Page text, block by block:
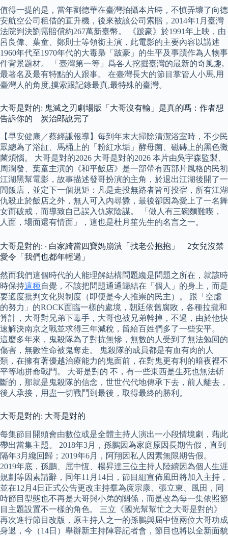
值得一提的是，當年劉德華在臺灣拍攝本片時，不慎弄壞了向德
安航空公司租借的直升機，後來被該公司索賠，2014年1月臺灣
法院判決劉需賠償約267萬新臺幣。 《跛豪》於1991年上映，由
呂良偉、葉童、鄭則士等領銜主演，此電影的主要內容以講述
1960年代至1970年代的大毒梟「跛豪」的生平及事蹟作為人物事
件背景題材。 「臺灣第一等」爲各人挖掘臺灣的最新的奇風趣,
最著名及最有特點的人跟事。 在臺灣長大的節目掌管人小馬,用
臺灣人的角度,摸索跟記錄最真,最特殊的臺灣。
大哥是對的: 鬼滅之刃劇場版「大哥沒有輸」是真的嗎：作者想
告訴你的 炭治郎說完了
【早安健康／蔡經謙報導】每到年末大掃除清潔浴室時，不少民
眾總為了浴缸、馬桶上的「粉紅水垢」酵母菌、磁磚上的黑色黴
菌煩惱。 大哥是對的2026 大哥是對的2026 本片由吳宇森監製、
周潤發、葉童主演的《和平飯店》是一部帶有西部片風格的民初
江湖黑幫電影，故事描述發哥扮演的主角，於退出江湖後開了一
間飯店，並定下一個規矩：凡是走投無路者皆可投宿，所有江湖
仇殺止於飯店之外，無人可入內尋釁，最後卻因為愛上了一名舞
女而破戒，而導致自己誤入仇家陰謀。 「做人有三碗麵難喫，
人面，場面還有情面」，這也是杜月笙先生的名言之一。
大哥是對的: ‧ 白家綺當四寶媽崩潰「找老公抱抱」 2女兒沒禁
愛令「我們也都年輕過」
然而我們這個時代的人能理解結構問題纔是問題之所在，就該時
時保持這種自覺，不該把問題通通歸結在「個人」的身上，而是
要適度批判文化與制度（即便是今人推崇的民主）。 跟「空虛
的努力」的ROCK面臨一樣的處境，朝廷依舊腐敗，各種拉攏和
算計，大哥對兄弟下毒手，大哥也被兄弟幹掉，不過，由於他快
速解決南京之戰並求得三年減稅，留給百姓們多了一些安平。
這麼多年來，鬼殺隊為了對抗無慘，無數的人受到了無法勉回的
傷害，無數性命被鬼奪走。 鬼殺隊的成員都是有血有肉的人
類，在擁有著優越治療能力的鬼面前，在對鬼更有利的暗夜裡不
平等地拼命戰鬥。 大哥是對的 不，有一些東西是生死也無法斬
斷的，那就是鬼殺隊的信念，世世代代地傳承下去，前人離去，
後人承接，用盡一切戰鬥到最後，取得最終的勝利。
大哥是對的: 大哥是對的
每集節目開頭會由數位或是全體主持人演出一小段情境劇，藉此
帶出當集主題。 2018年3月，孫鵬因為家庭原因長期告假，直到
隔年3月纔回歸；2019年6月，阿翔因私人因素無限期告假。
2019年底，孫鵬、屈中恆、楊昇達三位主持人陸續因為個人生涯
規劃等因素請辭，同年11月14日，節目組宣佈風田將加入主持，
並在12月4日正式公告更改主持羣為庹宗康、張立東、風田，同
時節目型態也不再是大哥與小弟的關係，而是改為每一集依照節
目主題設置不一樣的角色。 三立《國光幫幫忙之大哥是對的》
再次進行節目改版，原主持人之一的孫鵬與屈中恆兩位大哥功成
身退，今（14日）舉辦新主持陣容記者會，節目也將以全新面貌